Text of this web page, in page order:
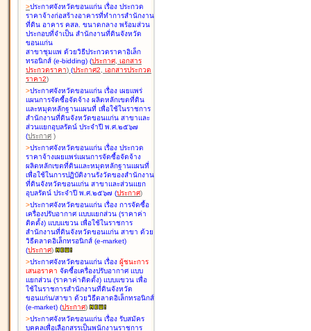
>ประกาศจังหวัดขอนแก่น เรื่อง ประกวด
ราคาจ้างก่อสร้างอาคารที่ทำการสำนักงาน
ที่ดิน อาคาร คสล. ขนาดกลาง พร้อมส่วน
ประกอบที่จำเป็น สำนักงานที่ดินจังหวัด
ขอนแก่น
สาขาชุมแพ ด้วยวิธีประกวดราคาอิเล็ก
ทรอนิกส์ (e-bidding) (ประกาศ, เอกสาร
ประกวดราคา) (ประกาศ2, เอกสารประกวด
ราคา2)
>ประกาศจังหวัดขอนแก่น เรื่อง เผยแพร่
แผนการจัดซื้อจัดจ้าง ผลิตหลักเขตที่ดิน
และหมุดหลักฐานแผนที่ เพื่อใช้ในราชการ
สำนักงานที่ดินจังหวัดขอนแก่น สาขาและ
ส่วนแยกอุบลรัตน์ ประจำปี พ.ศ.๒๕๖๗
(ประกาศ )
>ประกาศจังหวัดขอนแก่น เรื่อง ประกวด
ราคาจ้างเผยแพร่แผนการจัดซื้อจัดจ้าง
ผลิตหลักเขตที่ดินและหมุดหลักฐานแผนที่
เพื่อใช้ในการปฏิบัติงานรังวัดของสำนักงาน
ที่ดินจังหวัดขอนแก่น สาขาและส่วนแยก
อุบลรัตน์ ประจำปี พ.ศ.๒๕๖๗ (ประกาศ)
>ประกาศจังหวัดขอนแก่น เรื่อง การจัดซื้อ
เครื่องปรับอากาศ แบบแยกส่วน (ราคาค่า
ติดตั้ง) แบบแขวน เพื่อใช้ในราชการ
สำนักงานที่ดินจังหวัดขอนแก่น สาขา ด้วย
วิธีตลาดอิเล็กทรอนิกส์ (e-market)
(ประกาศ)
>ประกาศจังหวัดขอนแก่น เรื่อง ผู้ชนะการ
เสนอราคา จัดซื้อเครื่องปรับอากาศ แบบ
แยกส่วน (ราคาค่าติดตั้ง) แบบแขวน เพื่อ
ใช้ในราชการสำนักงานที่ดินจังหวัด
ขอนแก่น/สาขา ด้วยวิธีตลาดอิเล็กทรอนิกส์
(e-market) (ประกาศ)
>ประกาศจังหวัดขอนแก่น เรื่อง รับสมัคร
บุคคลเพื่อเลือกสรรเป็นพนักงานราชการ